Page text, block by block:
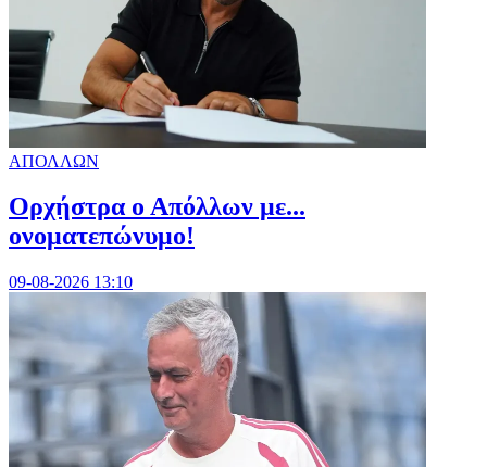
ΑΠΟΛΛΩΝ
Ορχήστρα o Aπόλλων με...
ονοματεπώνυμο!
09-08-2026 13:10